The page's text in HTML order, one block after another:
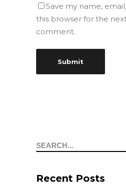
Save my name,
this browser for the
comment.
Recent Posts